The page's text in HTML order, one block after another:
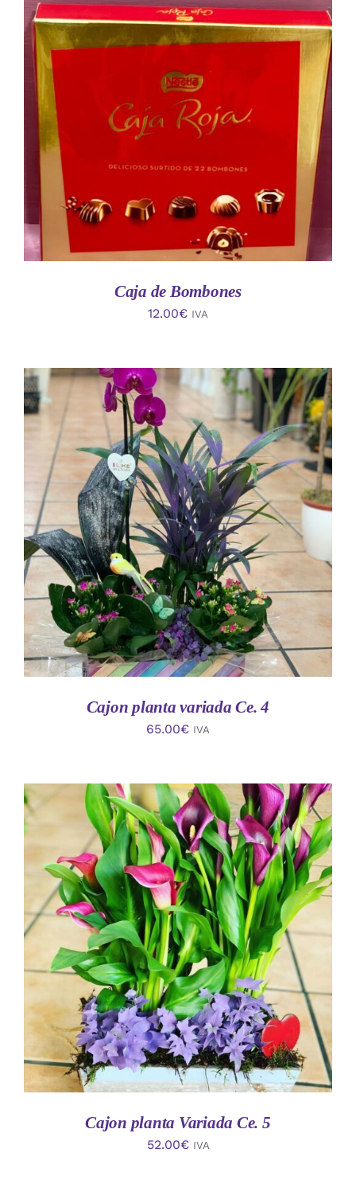
AÑADIR AL CARRITO
DETALLES
Caja de Bombones
12.00€ IVA
AÑADIR AL CARRITO
/
DETALLES
Cajon planta variada Ce. 4
65.00€ IVA
AÑADIR AL CARRITO
/
DETALLES
Cajon planta Variada Ce. 5
52.00€ IVA